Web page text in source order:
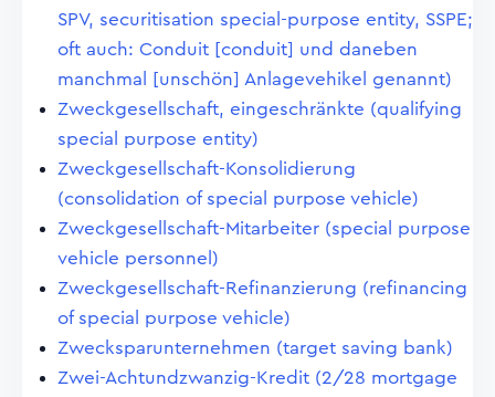
SPV, securitisation special-purpose entity, SSPE;
oft auch: Conduit [conduit] und daneben
manchmal [unschön] Anlagevehikel genannt)
Zweckgesellschaft, eingeschränkte (qualifying
special purpose entity)
Zweckgesellschaft-Konsolidierung
(consolidation of special purpose vehicle)
Zweckgesellschaft-Mitarbeiter (special purpose
vehicle personnel)
Zweckgesellschaft-Refinanzierung (refinancing
of special purpose vehicle)
Zwecksparunternehmen (target saving bank)
Zwei-Achtundzwanzig-Kredit (2/28 mortgage